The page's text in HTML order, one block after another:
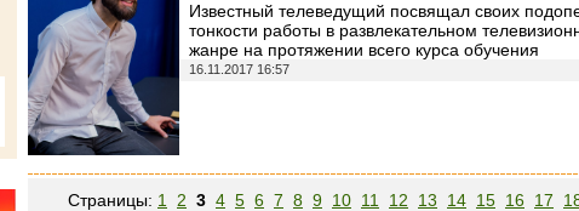
Известный телеведущий посвящал своих
тонкости работы в развлекательном
жанре на протяжении всего курса обучения
16.11.2017 16:57
Страницы: 1 2 3 4 5 6 7 8 9 10 11 12 13 14 15 16 17